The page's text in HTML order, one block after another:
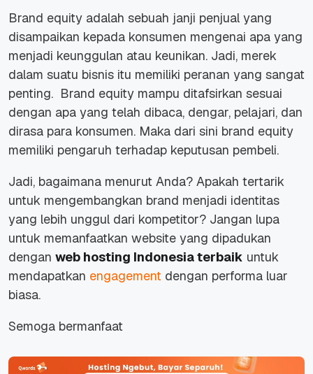
Brand equity adalah sebuah janji penjual yang
disampaikan kepada konsumen mengenai apa yang
menjadi keunggulan atau keunikan. Jadi, merek
dalam suatu bisnis itu memiliki peranan yang sangat
penting. Brand equity mampu ditafsirkan sesuai
dengan apa yang telah dibaca, dengar, pelajari, dan
dirasa para konsumen. Maka dari sini brand equity
memiliki pengaruh terhadap keputusan pembeli.
Jadi, bagaimana menurut Anda? Apakah tertarik
untuk mengembangkan brand menjadi identitas
yang lebih unggul dari kompetitor? Jangan lupa
untuk memanfaatkan website yang dipadukan
dengan web hosting Indonesia terbaik untuk
mendapatkan engagement dengan performa luar
biasa.
Semoga bermanfaat